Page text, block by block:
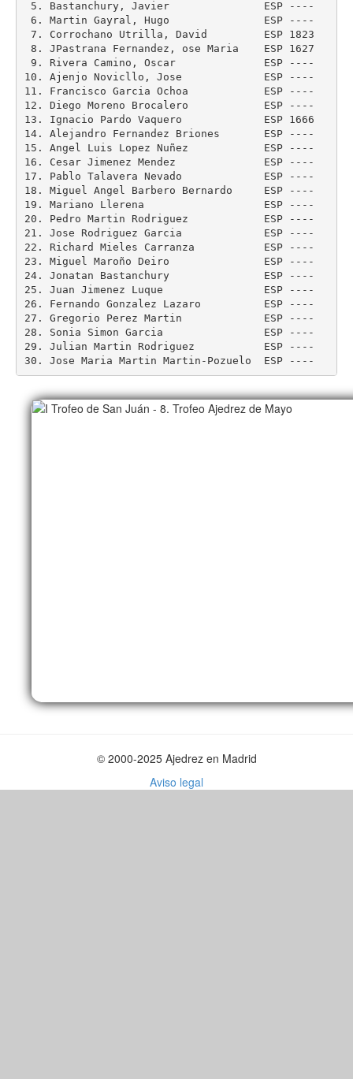
5. Bastanchury, Javier               ESP ----
6. Martin Gayral, Hugo               ESP ----
7. Corrochano Utrilla, David         ESP 1823
8. JPastrana Fernandez, ose Maria    ESP 1627
9. Rivera Camino, Oscar              ESP ----
10. Ajenjo Novicllo, Jose             ESP ----
11. Francisco Garcia Ochoa            ESP ----
12. Diego Moreno Brocalero            ESP ----
13. Ignacio Pardo Vaquero             ESP 1666
14. Alejandro Fernandez Briones       ESP ----
15. Angel Luis Lopez Nuñez            ESP ----
16. Cesar Jimenez Mendez              ESP ----
17. Pablo Talavera Nevado             ESP ----
18. Miguel Angel Barbero Bernardo     ESP ----
19. Mariano Llerena                   ESP ----
20. Pedro Martin Rodriguez            ESP ----
21. Jose Rodriguez Garcia             ESP ----
22. Richard Mieles Carranza           ESP ----
23. Miguel Maroño Deiro               ESP ----
24. Jonatan Bastanchury               ESP ----
25. Juan Jimenez Luque                ESP ----
26. Fernando Gonzalez Lazaro          ESP ----
27. Gregorio Perez Martin             ESP ----
28. Sonia Simon Garcia                ESP ----
29. Julian Martin Rodriguez           ESP ----
30. Jose Maria Martin Martin-Pozuelo  ESP ----
© 2000-2025 Ajedrez en Madrid
Aviso legal